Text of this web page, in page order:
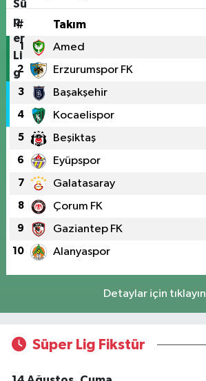
# Takım
1 Amed
2 Erzurumspor FK
3 Başakşehir
4 Kocaelispor
5 Beşiktaş
6 Eyüpspor
7 Galatasaray
8 Çorum FK
9 Gaziantep FK
10 Alanyaspor
Detaylar için tıklayın
Süper Lig Fikstür